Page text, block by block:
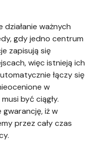
ważnych
gdy jedno centrum
zapisują się
więc istnieją ich
łączy się
w
być ciągły.
iż w
przez cały czas